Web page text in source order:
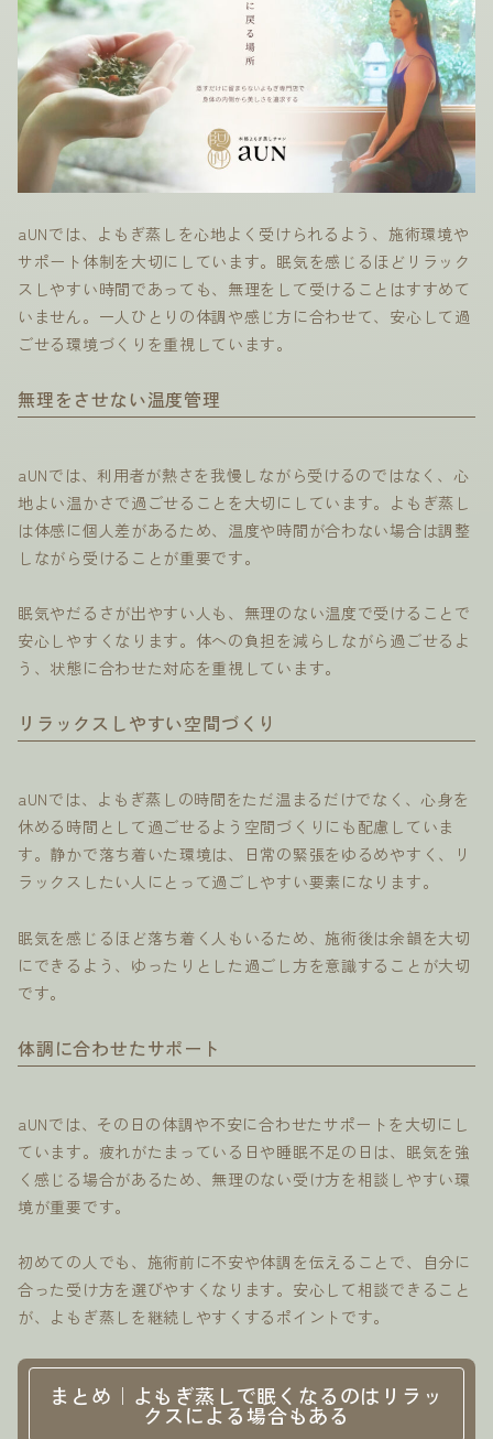
aUNでは、よもぎ蒸しを心地よく受けられるよう、施術環境や
サポート体制を大切にしています。眠気を感じるほどリラック
スしやすい時間であっても、無理をして受けることはすすめて
いません。一人ひとりの体調や感じ方に合わせて、安心して過
ごせる環境づくりを重視しています。
無理をさせない温度管理
aUNでは、利用者が熱さを我慢しながら受けるのではなく、心
地よい温かさで過ごせることを大切にしています。よもぎ蒸し
は体感に個人差があるため、温度や時間が合わない場合は調整
しながら受けることが重要です。
眠気やだるさが出やすい人も、無理のない温度で受けることで
安心しやすくなります。体への負担を減らしながら過ごせるよ
う、状態に合わせた対応を重視しています。
リラックスしやすい空間づくり
aUNでは、よもぎ蒸しの時間をただ温まるだけでなく、心身を
休める時間として過ごせるよう空間づくりにも配慮していま
す。静かで落ち着いた環境は、日常の緊張をゆるめやすく、リ
ラックスしたい人にとって過ごしやすい要素になります。
眠気を感じるほど落ち着く人もいるため、施術後は余韻を大切
にできるよう、ゆったりとした過ごし方を意識することが大切
です。
体調に合わせたサポート
aUNでは、その日の体調や不安に合わせたサポートを大切にし
ています。疲れがたまっている日や睡眠不足の日は、眠気を強
く感じる場合があるため、無理のない受け方を相談しやすい環
境が重要です。
初めての人でも、施術前に不安や体調を伝えることで、自分に
合った受け方を選びやすくなります。安心して相談できること
が、よもぎ蒸しを継続しやすくするポイントです。
まとめ｜よもぎ蒸しで眠くなるのはリラッ
クスによる場合もある